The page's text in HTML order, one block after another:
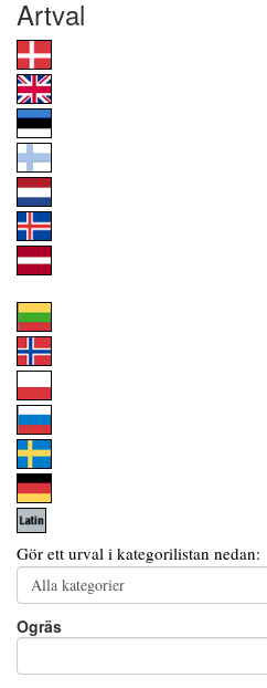
Artval
Gör ett urval i kategorilistan nedan:
Ogräs